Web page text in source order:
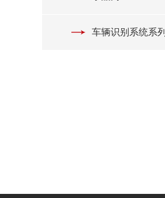
车辆识别系统系列